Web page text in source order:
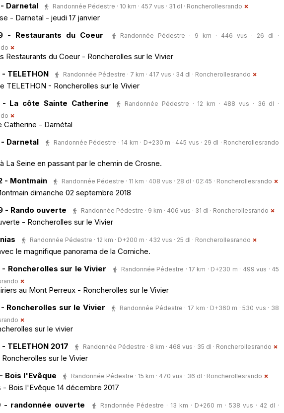
- Darnetal
Randonnée Pédestre · 10 km · 457 vus · 31 dl · Roncherollesrando
- Darnetal - jeudi 17 janvier
- Restaurants du Coeur
Randonnée Pédestre · 9 km · 446 vus · 26 dl ·
Restaurants du Coeur - Roncherolles sur le Vivier
TELETHON
Randonnée Pédestre · 7 km · 417 vus · 34 dl · Roncherollesrando
TELETHON - Roncherolles sur le Vivier
- La côte Sainte Catherine
Randonnée Pédestre · 12 km · 488 vus · 36 dl ·
Catherine - Darnétal
- Darnetal
Randonnée Pédestre · 14 km · D+230 m · 445 vus · 29 dl · Roncherollesrando
La Seine en passant par le chemin de Crosne.
- Montmain
Randonnée Pédestre · 11 km · 408 vus · 28 dl · 02:45 · Roncherollesrando
dimanche 02 septembre 2018
- Rando ouverte
Randonnée Pédestre · 9 km · 406 vus · 31 dl · Roncherollesrando
- Roncherolles sur le Vivier
Randonnée Pédestre · 12 km · D+200 m · 432 vus · 25 dl · Roncherollesrando
le magnifique panorama de la Corniche.
- Roncherolles sur le Vivier
Randonnée Pédestre · 17 km · D+230 m · 499 vus · 45
au Mont Perreux - Roncherolles sur le Vivier
- Roncherolles sur le Vivier
Randonnée Pédestre · 17 km · D+360 m · 530 vus · 38
sur le vivier
TELETHON 2017
Randonnée Pédestre · 8 km · 468 vus · 35 dl · Roncherollesrando
Roncherolles sur le Vivier
- Bois l'Evêque
Randonnée Pédestre · 15 km · 470 vus · 36 dl · Roncherollesrando
Bois l'Evêque 14 décembre 2017
- randonnée ouverte
Randonnée Pédestre · 13 km · D+260 m · 538 vus · 42 dl ·